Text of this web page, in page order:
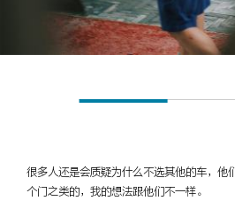
很多人还是会质疑为什么不选其他的车，他
个门之类的，我的想法跟他们不一样。